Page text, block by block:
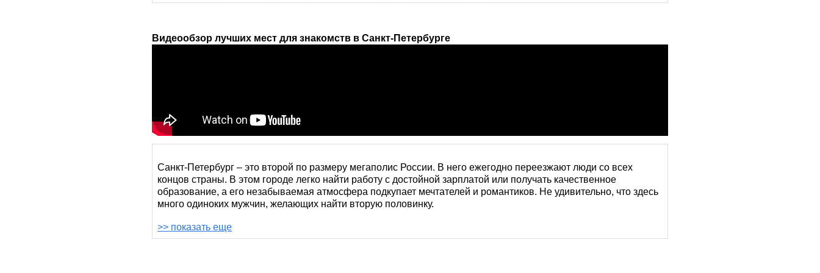
Видеообзор лучших мест для знакомств в Санкт-Петербурге
Санкт-Петербург – это второй по размеру мегаполис России. В него ежегодно переезжают люди со всех
концов страны. В этом городе легко найти работу с достойной зарплатой или получать качественное
образование, а его незабываемая атмосфера подкупает мечтателей и романтиков. Не удивительно, что здесь
много одиноких мужчин, желающих найти вторую половинку.
Но из-за больших площадей города и густой заселенности завязать знакомства с незамужними женщинами в
СПб в реальной жизни довольно трудно. На помощь тем, кто хочет встретить петербурженку, приходят сайты
>> показать еще